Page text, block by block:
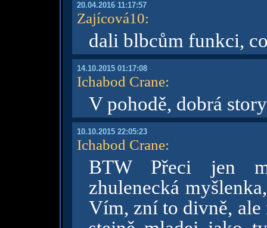
20.04.2016 11:17:57
Zajícová10:
dali blbcům funkci,
14.10.2015 01:17:08
Ichabod Crane:
V pohodě, dobrá
10.10.2015 22:05:23
Ichabod Crane:
BTW Přeci jen
zhulenecká
Vím, zní to divně, ale